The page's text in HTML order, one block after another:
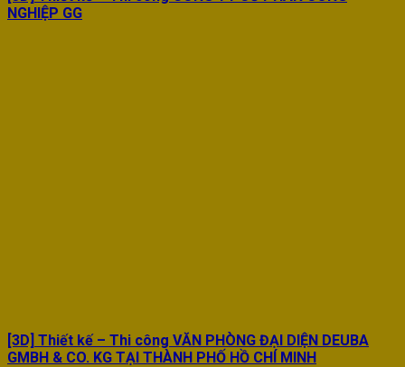
NGHIỆP GG
[3D] Thiết kế – Thi công VĂN PHÒNG ĐẠI DIỆN DEUBA
GMBH & CO. KG TẠI THÀNH PHỐ HỒ CHÍ MINH